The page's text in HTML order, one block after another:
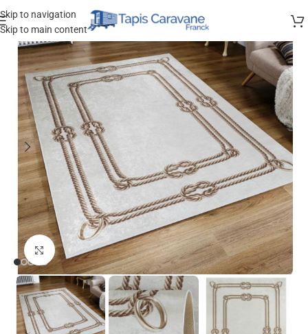
Skip to navigation
Skip to main content
Agrandir